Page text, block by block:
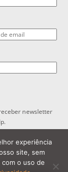
newsletter
experiência
site, sem
o uso de